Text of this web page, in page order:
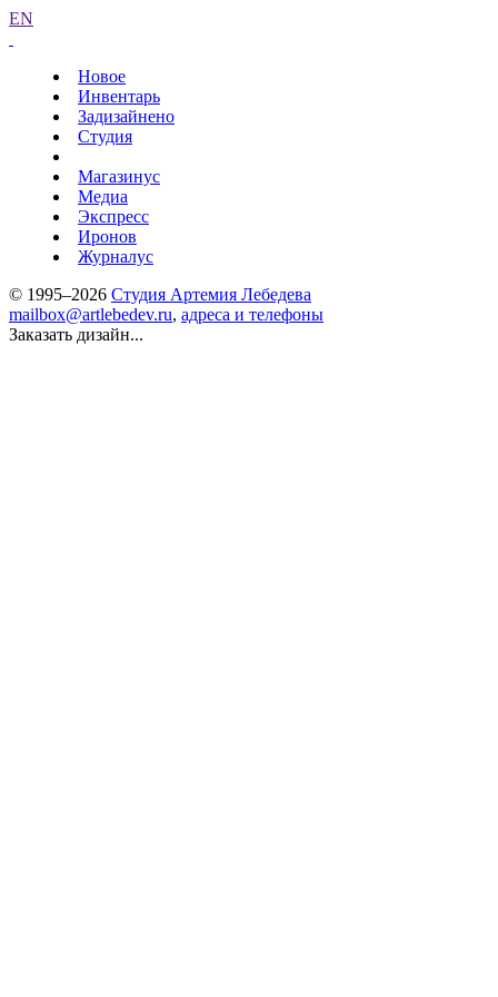
EN
Новое
Инвентарь
Задизайнено
Студия
Магазинус
Медиа
Экспресс
Иронов
Журналус
© 1995–2026 Студия Артемия Лебедева
mailbox@artlebedev.ru, адреса и телефоны
Заказать дизайн...